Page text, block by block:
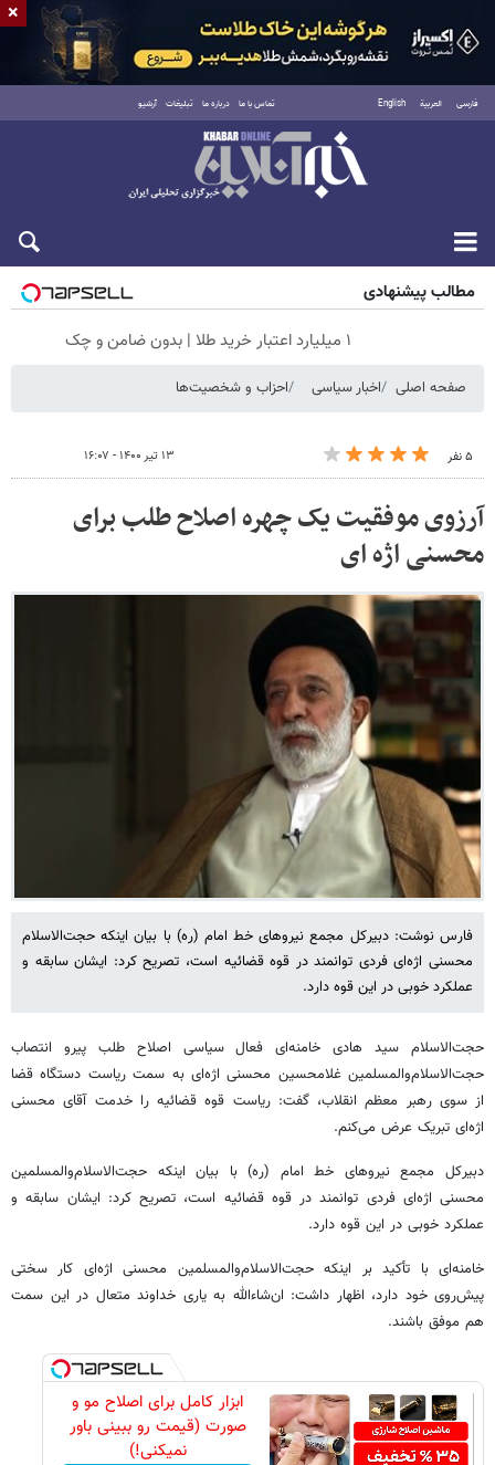
فارسی العربية English تماس با ما درباره ما تبلیغات آرشیو
پنجشنبه ۱۵ مرداد ۱۴۰۵
مطالب پیشنهادی
۱ میلیارد اعتبار خرید طلا | بدون ضامن و چک
صفحه اصلی اخبار سیاسی احزاب و شخصیت‌ها
۵ نفر ۱۳ تیر ۱۴۰۰ - ۱۶:۰۷
آرزوی موفقیت یک چهره اصلاح طلب برای
محسنی اژه ای
فارس نوشت: دبیرکل مجمع نیروهای خط امام (ره) با بیان اینکه حجت‌الاسلام
محسنی اژه‌ای فردی توانمند در قوه قضائیه است، تصریح کرد: ایشان سابقه و
عملکرد خوبی در این قوه دارد.
حجت‌الاسلام سید هادی خامنه‌ای فعال سیاسی اصلاح طلب پیرو انتصاب
حجت‌الاسلام‌والمسلمین غلامحسین محسنی اژه‌ای به سمت ریاست دستگاه قضا
از سوی رهبر معظم انقلاب، گفت: ریاست قوه قضائیه را خدمت آقای محسنی
اژه‌ای تبریک عرض می‌کنم.
دبیرکل مجمع نیروهای خط امام (ره) با بیان اینکه حجت‌الاسلام‌والمسلمین
محسنی اژه‌ای فردی توانمند در قوه قضائیه است، تصریح کرد: ایشان سابقه و
عملکرد خوبی در این قوه دارد.
خامنه‌ای با تأکید بر اینکه حجت‌الاسلام‌والمسلمین محسنی اژه‌ای کار سختی
پیش‌روی خود دارد، اظهار داشت: ان‌شاءالله به یاری خداوند متعال در این سمت
هم موفق باشند.
ابزار کامل برای اصلاح مو و
صورت (قیمت رو ببینی باور
نمیکنی!)
×